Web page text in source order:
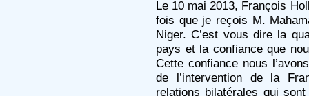
Le 10 mai 2013, François
fois que je reçois M.
Niger. C’est vous dire la
pays et la confiance que
Cette confiance nous
de l’intervention de la
relations bilatérales qui